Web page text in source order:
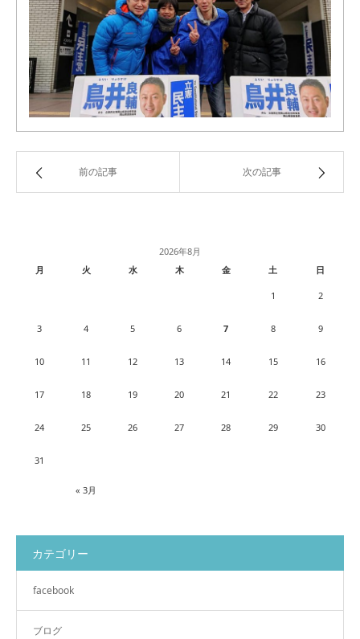
前の記事 次の記事
2026年8月
月
火 水 木 金 土 日
« 3月
1 2
3 4 5 6 7 8 9
10 11 12 13 14 15 16
17 18 19 20 21 22 23
24 25 26 27 28 29 30
31
カテゴリー
facebook
ブログ